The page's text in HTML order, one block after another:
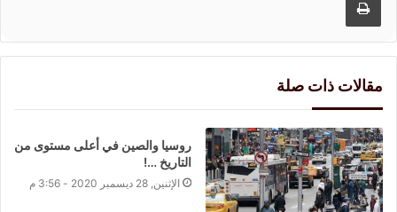
مقالات ذات صلة
روسيا والصين في أعلى مستوى من
التاريخ …!
الإثنين, 28 ديسمبر 2020 - 3:56 م